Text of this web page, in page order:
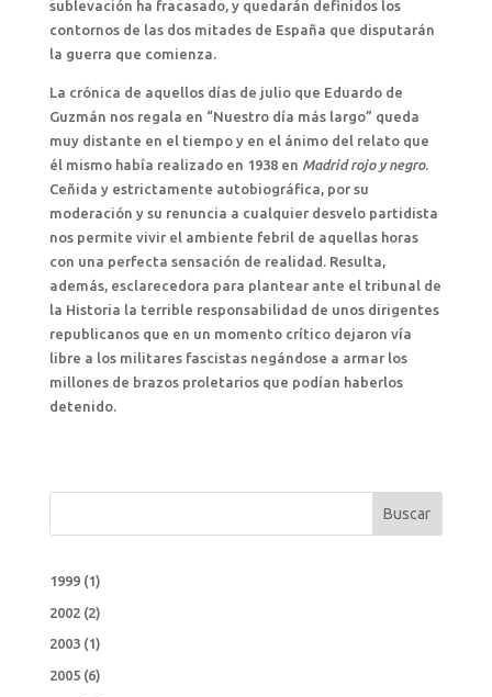
sublevación ha fracasado, y quedarán definidos los
contornos de las dos mitades de España que disputarán
la guerra que comienza.
La crónica de aquellos días de julio que Eduardo de
Guzmán nos regala en “Nuestro día más largo” queda
muy distante en el tiempo y en el ánimo del relato que
él mismo había realizado en 1938 en Madrid rojo y negro.
Ceñida y estrictamente autobiográfica, por su
moderación y su renuncia a cualquier desvelo partidista
nos permite vivir el ambiente febril de aquellas horas
con una perfecta sensación de realidad. Resulta,
además, esclarecedora para plantear ante el tribunal de
la Historia la terrible responsabilidad de unos dirigentes
republicanos que en un momento crítico dejaron vía
libre a los militares fascistas negándose a armar los
millones de brazos proletarios que podían haberlos
detenido.
Buscar
1999(1)
2002(2)
2003(1)
2005(6)